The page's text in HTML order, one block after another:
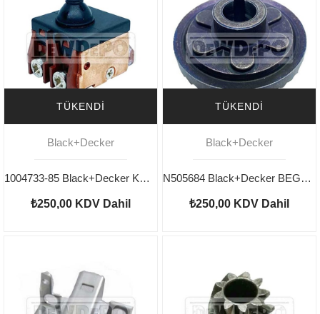
TÜKENDI
Black+Decker
1004733-85 Black+Decker KG8215 Şalter
₺250,00 KDV Dahil
TÜKENDI
Black+Decker
N505684 Black+Decker BEG110 Dişli
₺250,00 KDV Dahil